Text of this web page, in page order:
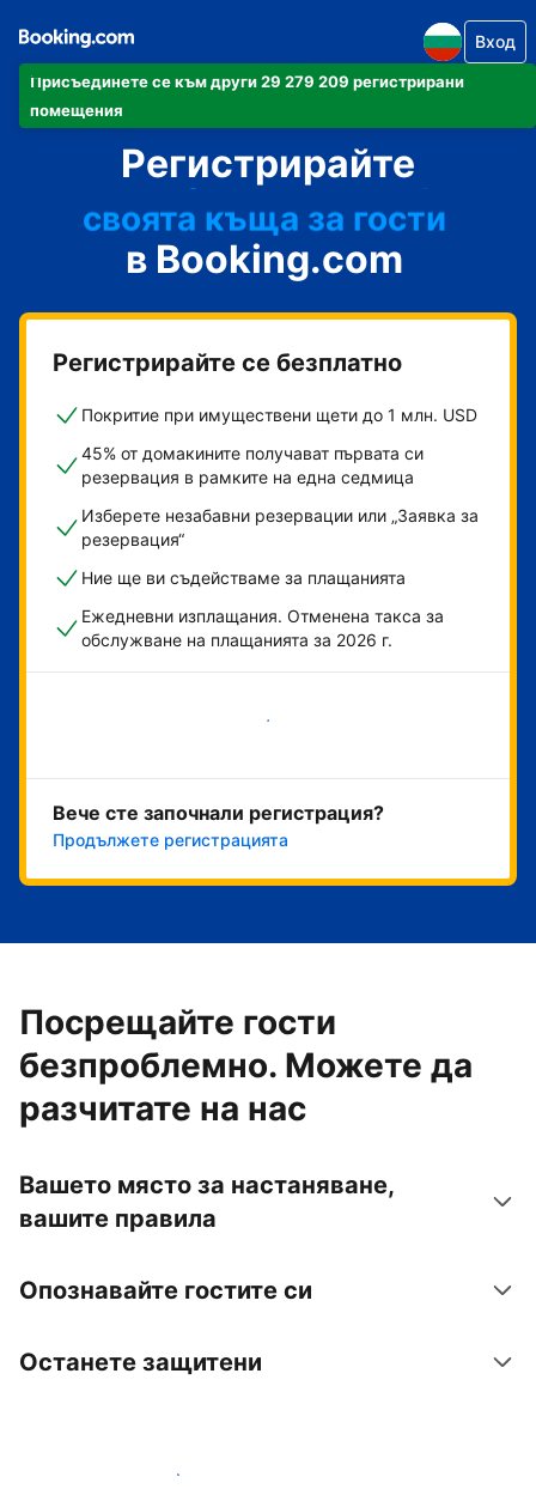
Присъединете се към други 29 279 209 регистрирани
помещения
Вход
Регистрирайте
своя апартамент
ваканционно жилище
своята къща за гости
своя пансион със закуска
в Booking.com
Регистрирайте се безплатно
Покритие при имуществени щети до 1 млн. USD
45% от домакините получават първата си
резервация в рамките на една седмица
Изберете незабавни резервации или „Заявка за
резервация“
Ние ще ви съдействаме за плащанията
Ежедневни изплащания. Отменена такса за
обслужване на плащанията за 2026 г.
Начало
Вече сте започнали регистрация?
Продължете регистрацията
Посрещайте гости
безпроблемно. Можете да
разчитате на нас
Вашето място за настаняване,
вашите правила
Опознавайте гостите си
Останете защитени
Посрещайте гости с нас днес